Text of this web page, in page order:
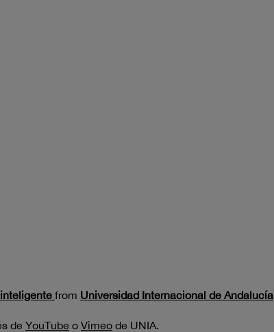
from Universidad Internacional de Andalucía
de YouTube o Vimeo de UNIA.